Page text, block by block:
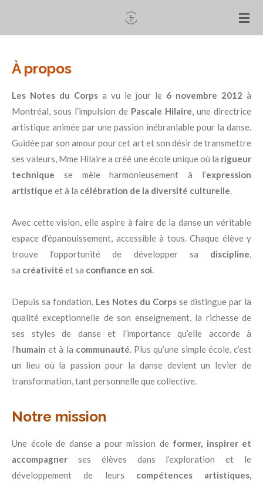
content
À propos
Les Notes du Corpsa vu le jour le 6 novembre 2012 à
Montréal, sous l’impulsion de Pascale Hilaire, une directrice
artistique animée par une passion inébranlable pour la danse.
Guidée par son amour pour cet art et son désir de transmettre
ses valeurs, Mme Hilaire a créé une école unique où la rigueur
technique se mêle harmonieusement à l’expression
artistique et à la célébration de la diversité culturelle.
Avec cette vision, elle aspire à faire de la danse un véritable
espace d’épanouissement, accessible à tous. Chaque élève y
trouve l’opportunité de développer sa discipline,
sa créativité et sa confiance en soi.
Depuis sa fondation, Les Notes du Corps se distingue par la
qualité exceptionnelle de son enseignement, la richesse de
ses styles de danse et l’importance qu’elle accorde à
l’humain et à la communauté. Plus qu’une simple école, c’est
un lieu où la passion pour la danse devient un levier de
transformation, tant personnelle que collective.
Notre mission
Une école de danse a pour mission de former, inspirer et
accompagner ses élèves dans l’exploration et le
développement de leurs compétences artistiques,